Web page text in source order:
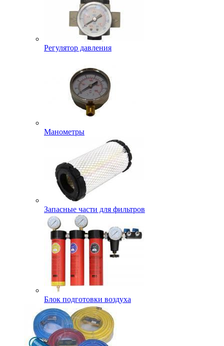
Регулятор давления
Манометры
Запасные части для фильтров
Блок подготовки воздуха